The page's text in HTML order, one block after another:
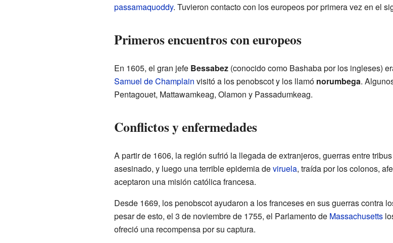
passamaquoddy. Tuvieron contacto con los europeos por primera vez en el
Primeros encuentros con europeos
En 1605, el gran jefe Bessabez(conocido como Bashaba por los ingleses)
Samuel de Champlain visitó a los penobscot y los llamó norumbega.
Pentagouet, Mattawamkeag, Olamon y Passadumkeag.
Conflictos y enfermedades
A partir de 1606, la región sufrió la llegada de extranjeros, guerras entre
asesinado, y luego una terrible epidemia deviruela, traída por los colonos,
aceptaron una misión católica francesa.
Desde 1669, los penobscot ayudaron a los franceses en sus guerras contra
pesar de esto, el 3 de noviembre de 1755, el Parlamento de Massachusetts
ofreció una recompensa por su captura.